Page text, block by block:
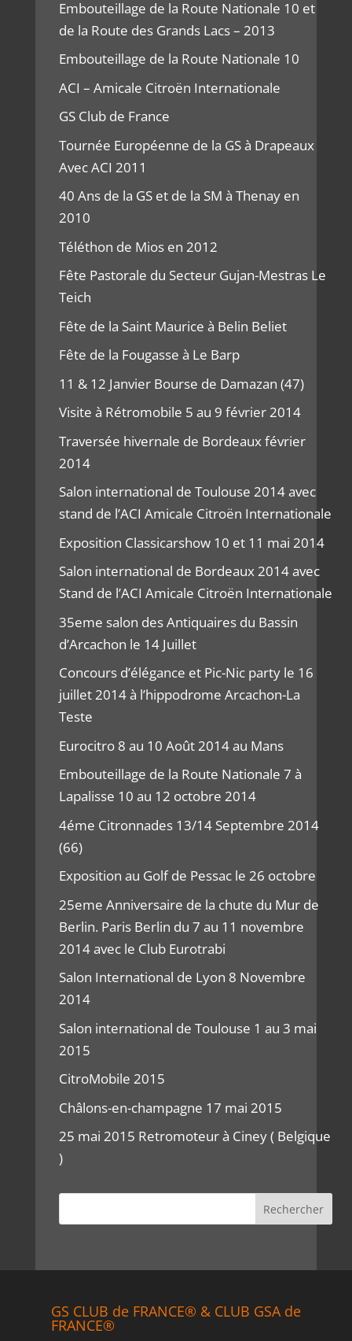
Embouteillage de la Route Nationale 10 et
de la Route des Grands Lacs – 2013
Embouteillage de la Route Nationale 10
ACI – Amicale Citroën Internationale
GS Club de France
Tournée Européenne de la GS à Drapeaux
Avec ACI 2011
40 Ans de la GS et de la SM à Thenay en
2010
Téléthon de Mios en 2012
Fête Pastorale du Secteur Gujan-Mestras Le
Teich
Fête de la Saint Maurice à Belin Beliet
Fête de la Fougasse à Le Barp
11 & 12 Janvier Bourse de Damazan (47)
Visite à Rétromobile 5 au 9 février 2014
Traversée hivernale de Bordeaux février
2014
Salon international de Toulouse 2014 avec
stand de l’ACI Amicale Citroën Internationale
Exposition Classicarshow 10 et 11 mai 2014
Salon international de Bordeaux 2014 avec
Stand de l’ACI Amicale Citroën Internationale
35eme salon des Antiquaires du Bassin
d’Arcachon le 14 Juillet
Concours d’élégance et Pic-Nic party le 16
juillet 2014 à l’hippodrome Arcachon-La
Teste
Eurocitro 8 au 10 Août 2014 au Mans
Embouteillage de la Route Nationale 7 à
Lapalisse 10 au 12 octobre 2014
4éme Citronnades 13/14 Septembre 2014
(66)
Exposition au Golf de Pessac le 26 octobre
25eme Anniversaire de la chute du Mur de
Berlin. Paris Berlin du 7 au 11 novembre
2014 avec le Club Eurotrabi
Salon International de Lyon 8 Novembre
2014
Salon international de Toulouse 1 au 3 mai
2015
CitroMobile 2015
Châlons-en-champagne 17 mai 2015
25 mai 2015 Retromoteur à Ciney ( Belgique
)
GS CLUB de FRANCE® & CLUB GSA de
FRANCE®